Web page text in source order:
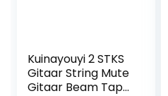
Kuinayouyi 2 STKS
Gitaar String Mute
Gitaar Beam Tape